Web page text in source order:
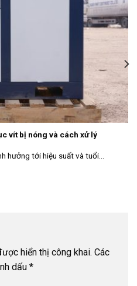
vít bị nóng và cách xử lý
hưởng tới hiệu suất và tuổi...
hiển thị công khai. Các
dấu *